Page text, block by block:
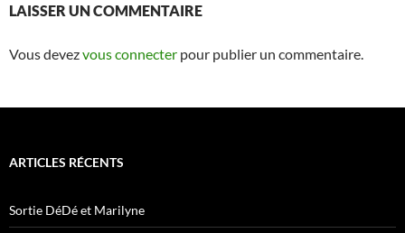
LAISSER UN COMMENTAIRE
Vous devezvous connecter pour publier un commentaire.
ARTICLES RÉCENTS
Sortie DéDé et Marilyne